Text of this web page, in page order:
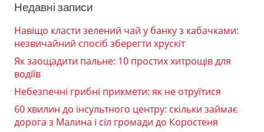
Недавні записи
Навіщо класти зелений чай у банку з кабачками:
незвичайний спосіб зберегти хрускіт
Як заощадити пальне: 10 простих хитрощів для
водіїв
Небезпечні грибні прикмети: як не отруїтися
60 хвилин до інсультного центру: скільки займає
дорога з Малина і сіл громади до Коростеня